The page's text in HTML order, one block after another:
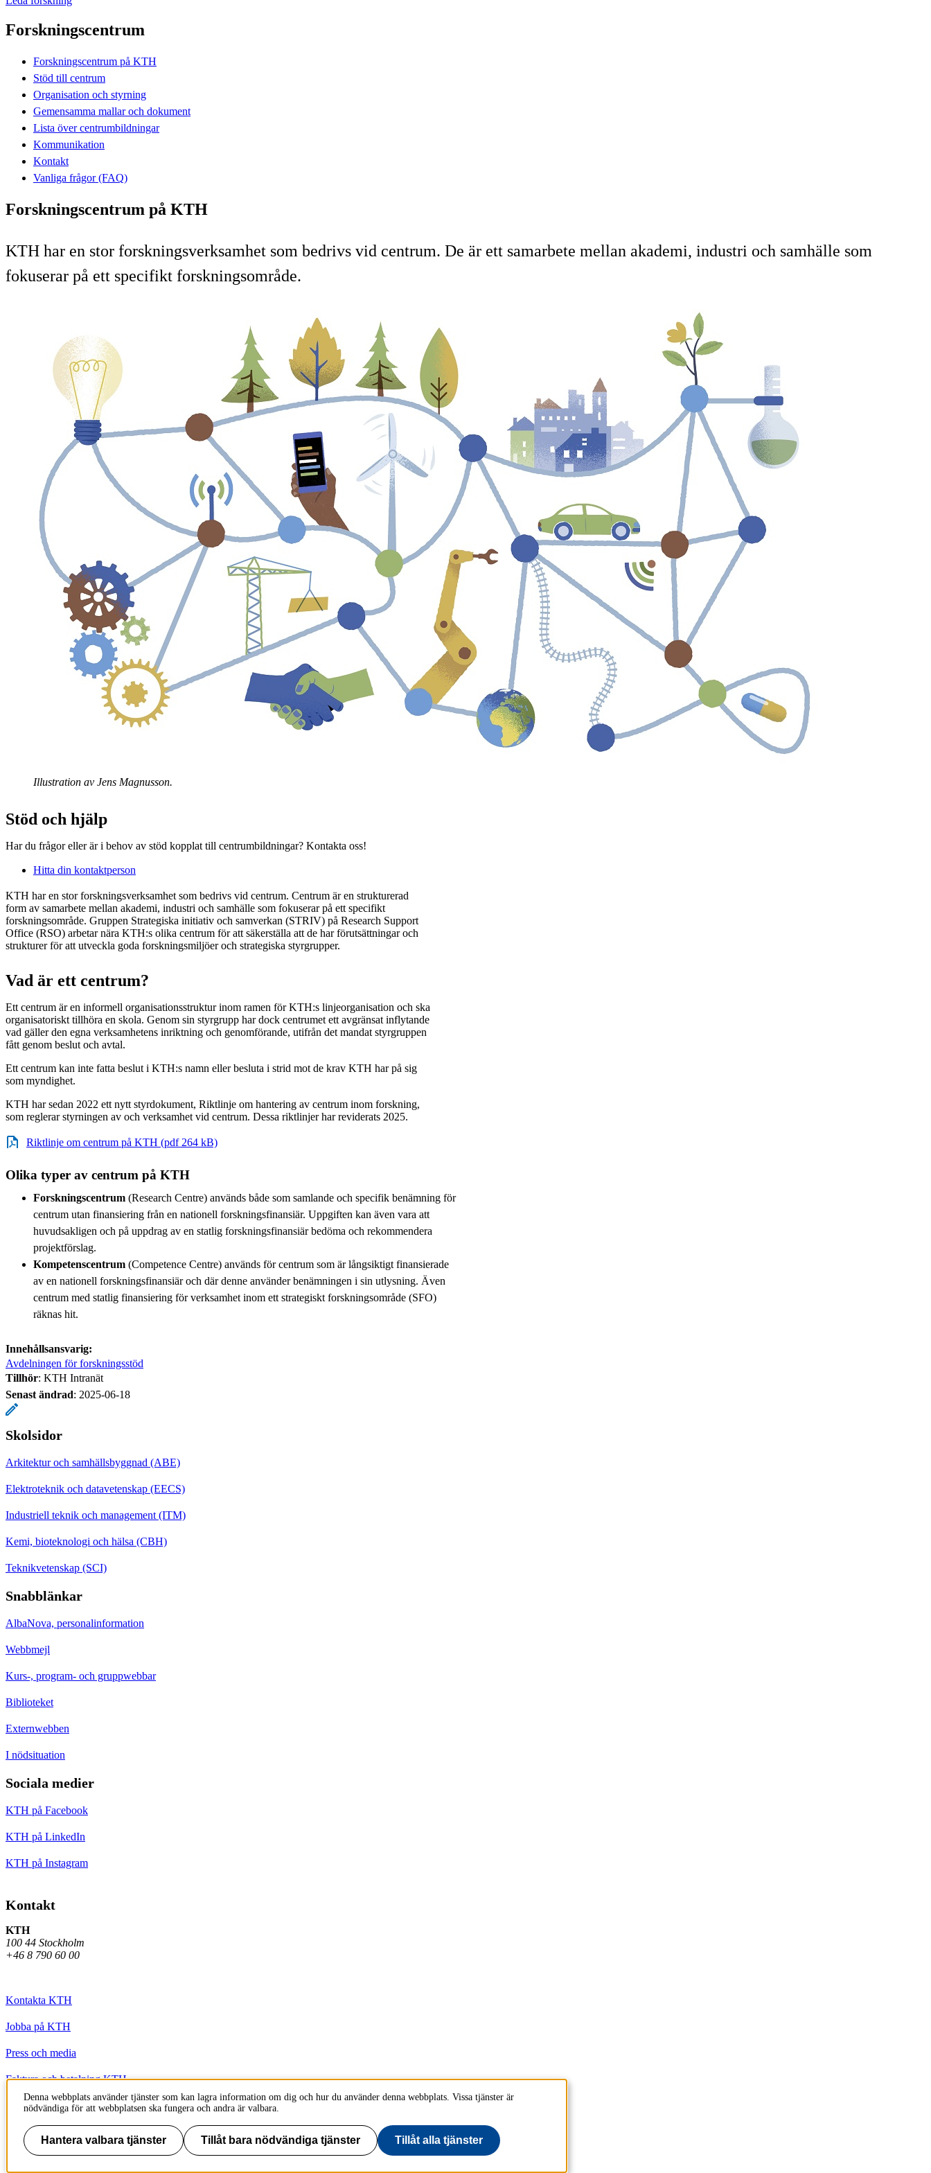
Forskningscentrum
Forskningscentrum på KTH
Stöd till centrum
Organisation och styrning
Gemensamma mallar och dokument
Lista över centrumbildningar
Kommunikation
Kontakt
Vanliga frågor (FAQ)
Forskningscentrum på KTH
KTH har en stor forskningsverksamhet som bedrivs vid centrum. De är ett samarbete mellan akademi, industri och samhälle som
fokuserar på ett specifikt forskningsområde.
Illustration av Jens Magnusson.
Stöd och hjälp
Har du frågor eller är i behov av stöd kopplat till centrumbildningar? Kontakta oss!
Hitta din kontaktperson
KTH har en stor forskningsverksamhet som bedrivs vid centrum. Centrum är en strukturerad
form av samarbete mellan akademi, industri och samhälle som fokuserar på ett specifikt
forskningsområde. Gruppen Strategiska initiativ och samverkan (STRIV) på Research Support
Office (RSO) arbetar nära KTH:s olika centrum för att säkerställa att de har förutsättningar och
strukturer för att utveckla goda forskningsmiljöer och strategiska styrgrupper.
Vad är ett centrum?
Ett centrum är en informell organisationsstruktur inom ramen för KTH:s linjeorganisation och ska
organisatoriskt tillhöra en skola. Genom sin styrgrupp har dock centrumet ett avgränsat inflytande
vad gäller den egna verksamhetens inriktning och genomförande, utifrån det mandat styrgruppen
fått genom beslut och avtal.
Ett centrum kan inte fatta beslut i KTH:s namn eller besluta i strid mot de krav KTH har på sig
som myndighet.
KTH har sedan 2022 ett nytt styrdokument, Riktlinje om hantering av centrum inom forskning,
som reglerar styrningen av och verksamhet vid centrum. Dessa riktlinjer har reviderats 2025.
Riktlinje om centrum på KTH (pdf 264 kB)
Olika typer av centrum på KTH
Forskningscentrum (Research Centre) används både som samlande och specifik benämning för
centrum utan finansiering från en nationell forskningsfinansiär. Uppgiften kan även vara att
huvudsakligen och på uppdrag av en statlig forskningsfinansiär bedöma och rekommendera
projektförslag.
Kompetenscentrum (Competence Centre) används för centrum som är långsiktigt finansierade
av en nationell forskningsfinansiär och där denne använder benämningen i sin utlysning. Även
centrum med statlig finansiering för verksamhet inom ett strategiskt forskningsområde (SFO)
räknas hit.
Innehållsansvarig:
Avdelningen för forskningsstöd
Tillhör: KTH Intranät
Senast ändrad: 2025-06-18
Skolsidor
Arkitektur och samhällsbyggnad (ABE)
Elektroteknik och datavetenskap (EECS)
Industriell teknik och management (ITM)
Kemi, bioteknologi och hälsa (CBH)
Teknikvetenskap (SCI)
Snabblänkar
AlbaNova, personalinformation
Webbmejl
Kurs-, program- och gruppwebbar
Biblioteket
Externwebben
I nödsituation
Sociala medier
KTH på Facebook
KTH på LinkedIn
KTH på Instagram
Kontakt
KTH
100 44 Stockholm
+46 8 790 60 00
Kontakta KTH
Jobba på KTH
Press och media
Faktura och betalning KTH
Om KTH:s webbplatser
Tillgänglighetsredogörelse
Denna webbplats använder tjänster som kan lagra information om dig och hur du använder denna webbplats. Vissa tjänster är
nödvändiga för att webbplatsen ska fungera och andra är valbara.
Hantera valbara tjänster Tillåt bara nödvändiga tjänster Tillåt alla tjänster